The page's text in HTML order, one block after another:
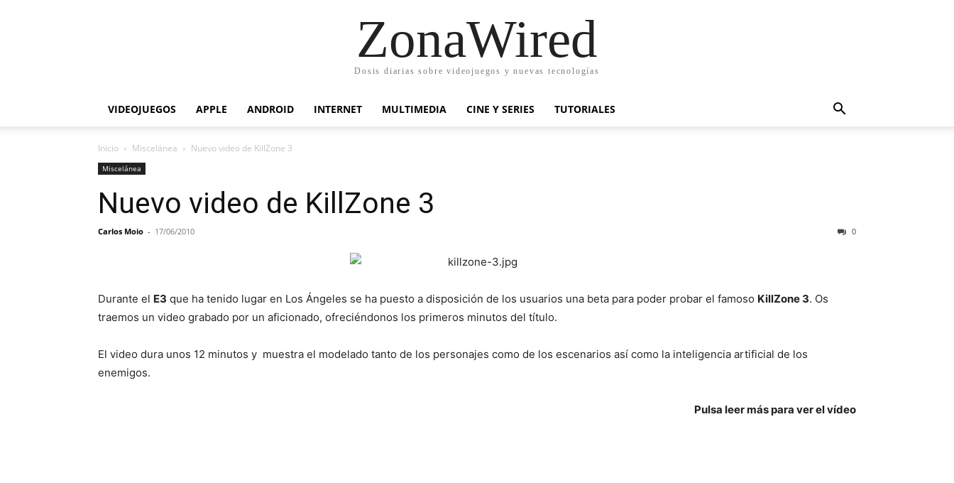
ZonaWired
Dosis diarias sobre videojuegos y nuevas tecnologías
VIDEOJUEGOS APPLE ANDROID INTERNET MULTIMEDIA CINE Y SERIES TUTORIALES
Inicio Miscelánea Nuevo video de KillZone 3
Miscelánea
Nuevo video de KillZone 3
Carlos Moio - 17/06/2010 0
Durante el E3 que ha tenido lugar en Los Ángeles se ha puesto a disposición de los usuarios una beta para poder probar el famoso KillZone 3. Os
traemos un video grabado por un aficionado, ofreciéndonos los primeros minutos del título.
El video dura unos 12 minutos y muestra el modelado tanto de los personajes como de los escenarios así como la inteligencia artificial de los
enemigos.
Pulsa leer más para ver el vídeo